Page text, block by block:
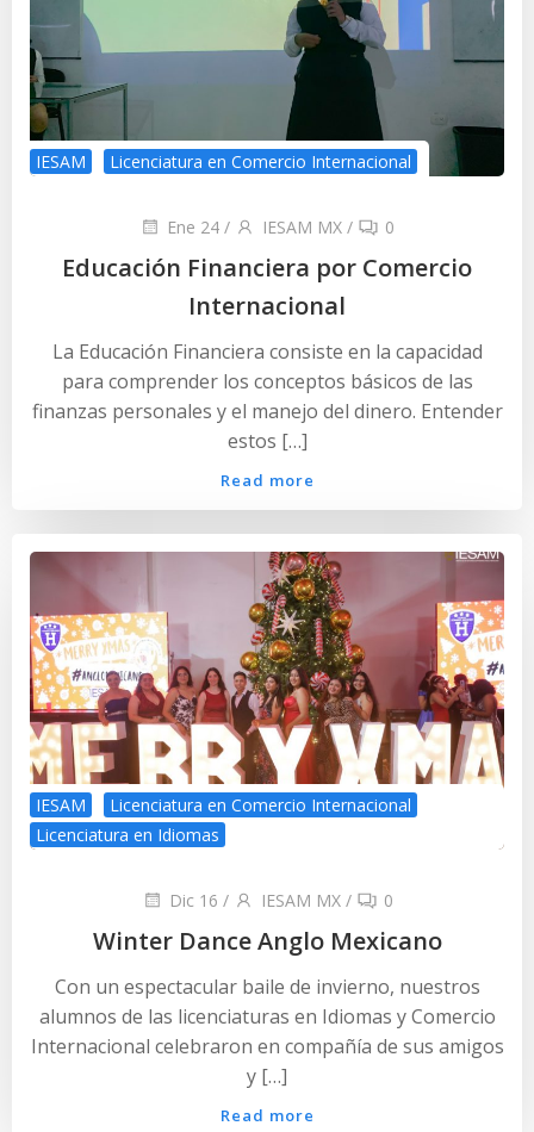
IESAM Licenciatura en Comercio Internacional
Ene 24 / IESAM MX / 0
Educación Financiera por Comercio
Internacional
La Educación Financiera consiste en la capacidad
para comprender los conceptos básicos de las
finanzas personales y el manejo del dinero. Entender
estos […]
Read more
IESAM
Licenciatura en Comercio Internacional
Licenciatura en Idiomas
Dic 16 / IESAM MX / 0
Winter Dance Anglo Mexicano
Con un espectacular baile de invierno, nuestros
alumnos de las licenciaturas en Idiomas y Comercio
Internacional celebraron en compañía de sus amigos
y […]
Read more